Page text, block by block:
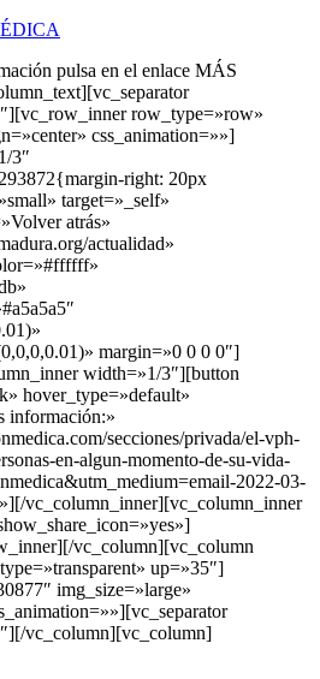
pulsa en el enlace MÁS
row_type=»row»
css_animation=»»]
3″
right: 20px
target=»_self»
atrás»
actualidad»
margin=»0 0 0 0″]
width=»1/3″][button
hover_type=»default»
información:»
secciones/privada/el-vph-
en-algun-momento-de-su-vida-
2022-03-
vc_column_inner][vc_column_inner
vc_column][vc_column
up=»35″]
img_size=»large»
vc_column][vc_column]